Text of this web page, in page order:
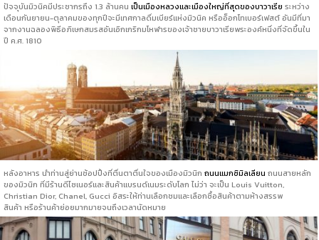
ปัจจุบันมิวนิคมีประชากรถึง 1.3 ล้านคน เป็นเมืองหลวงและเมืองใหญ่ที่สุดของบาวาเรีย ระหว่าง
เดือนกันยายน-ตุลาคมของทุกปีจะมีเทศกาลดื่มเบียร์แห่งมิวนิค หรืออ็อกโทเบอร์เฟสต์ อันมีที่มา
จากงานฉลองพิธีอภิเษกสมรสอันเอิกเกริกมโหฬารของเจ้าชายบาวาเรียพระองค์หนึ่งที่จัดขึ้นใน
ปี ค.ศ. 1810
หลังอาหาร นำท่านสู่ย่านช้อปปิ้งที่ตื่นตาตื่นใจของเมืองมิวนิก ถนนแมกซิมิลเลียน ถนนสายหลัก
ของมิวนิก ที่มีร้านดีไซเนอร์และสินค้าแบรนด์เนมระดับโลก ไม่ว่า จะเป็น Louis Vuitton,
Christian Dior, Chanel, Gucci อิสระให้ท่านเลือกชมและเลือกซื้อสินค้าตามห้างสรรพ
สินค้า หรือร้านค้าย่อยมากมายจนถึงเวลานัดหมาย